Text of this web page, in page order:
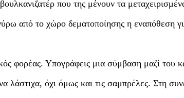
που της μένουν τα
από το χώρο δεματοποίησης η εναπόθεση
φορέας. Υπογράφεις μια σύμβαση μαζί του
λάστιχα, όχι όμως και τις σαμπρέλες. Στη